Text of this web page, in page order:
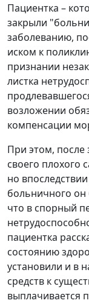
Пациентка –
закрыли
заболеванию,
иском к
признании
листка
возложении
компенсации
При этом, после
своего плохого
но
больничного он
что в спорный
пациентка
состоянию
установили и в
средств к
выплачивается